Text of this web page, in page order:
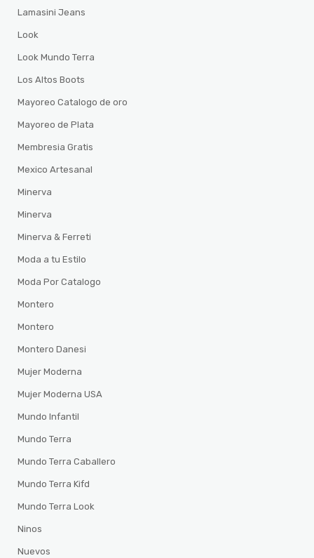
Lamasini Jeans
Look
Look Mundo Terra
Los Altos Boots
Mayoreo Catalogo de oro
Mayoreo de Plata
Membresia Gratis
Mexico Artesanal
Minerva
Minerva
Minerva & Ferreti
Moda a tu Estilo
Moda Por Catalogo
Montero
Montero
Montero Danesi
Mujer Moderna
Mujer Moderna USA
Mundo Infantil
Mundo Terra
Mundo Terra Caballero
Mundo Terra Kifd
Mundo Terra Look
Ninos
Nuevos